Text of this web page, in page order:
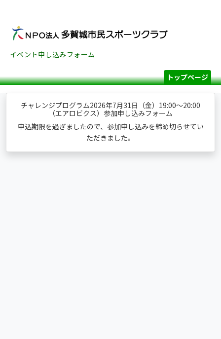
イベント申し込みフォーム
トップページ
チャレンジプログラム2026年7月31日（金）19:00～20:00
（エアロビクス）参加申し込みフォーム
申込期限を過ぎましたので、参加申し込みを締め切らせてい
ただきました。